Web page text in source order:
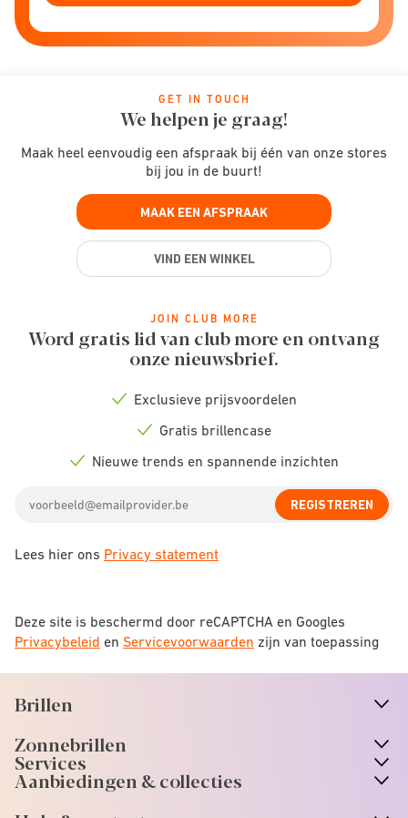
GET IN TOUCH
We helpen je graag!
Maak heel eenvoudig een afspraak bij één van onze stores
bij jou in de buurt!
MAAK EEN AFSPRAAK
VIND EEN WINKEL
JOIN CLUB MORE
Word gratis lid van club more en ontvang
onze nieuwsbrief.
icon
Exclusieve prijsvoordelen
icon
Gratis brillencase
Nieuwe trends en spannende inzichten
address
REGISTREREN
Lees hier ons Privacy statement
Deze site is beschermd door reCAPTCHA en Googles
Privacybeleid en Servicevoorwaarden zijn van toepassing
Brillen
Zonnebrillen
Services
Aanbiedingen & collecties